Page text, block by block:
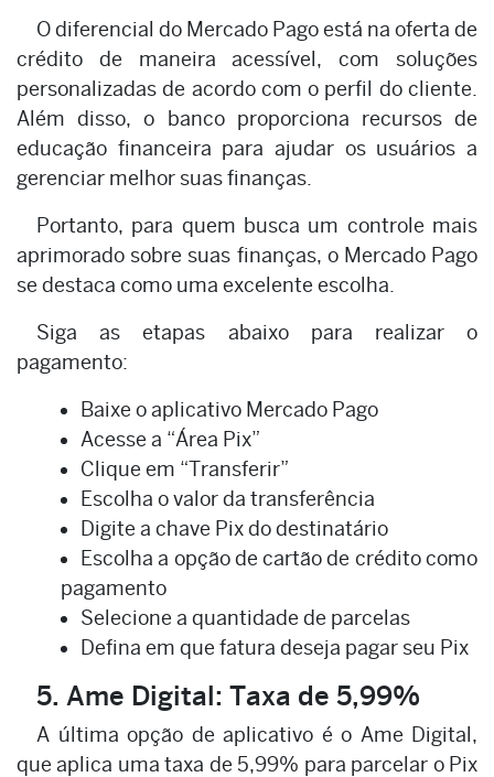
O diferencial do Mercado Pago está na oferta de
crédito de maneira acessível, com soluções
personalizadas de acordo com o perfil do cliente.
Além disso, o banco proporciona recursos de
educação financeira para ajudar os usuários a
gerenciar melhor suas finanças.
Portanto, para quem busca um controle mais
aprimorado sobre suas finanças, o Mercado Pago
se destaca como uma excelente escolha.
Siga as etapas abaixo para realizar o
pagamento:
Baixe o aplicativo Mercado Pago
Acesse a “Área Pix”
Clique em “Transferir”
Escolha o valor da transferência
Digite a chave Pix do destinatário
Escolha a opção de cartão de crédito como
pagamento
Selecione a quantidade de parcelas
Defina em que fatura deseja pagar seu Pix
5. Ame Digital: Taxa de 5,99%
A última opção de aplicativo é o Ame Digital,
que aplica uma taxa de 5,99% para parcelar o Pix